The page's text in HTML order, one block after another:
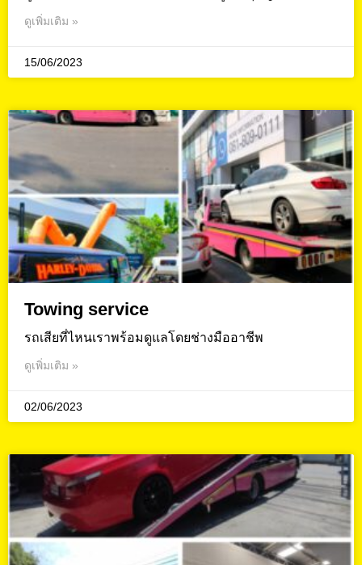
ดูเพิ่มเติม »
15/06/2023
Towing service
รถเสียที่ไหนเราพร้อมดูแลโดยช่างมืออาชีพ
ดูเพิ่มเติม »
02/06/2023